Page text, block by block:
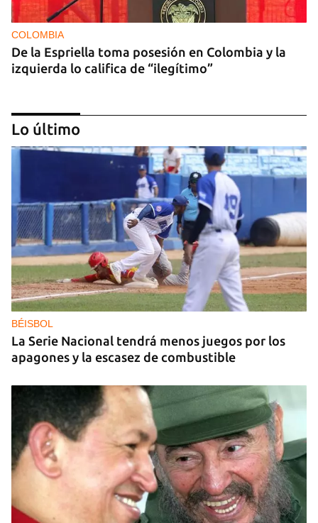
COLOMBIA
De la Espriella toma posesión en Colombia y la
izquierda lo califica de “ilegítimo”
DEPORTACIONES EE UU
El ICE envía a la fuerza a migrantes, entre ellos
cuatro cubanos, a la República Centroafricana
Lo último
BÉISBOL
La Serie Nacional tendrá menos juegos por los
apagones y la escasez de combustible